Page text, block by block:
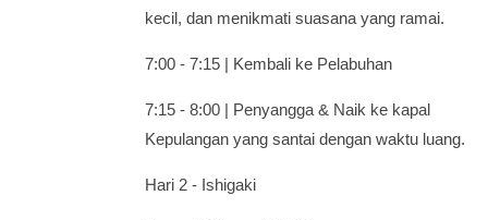
kecil, dan menikmati suasana yang ramai.
7:00 - 7:15 | Kembali ke Pelabuhan
7:15 - 8:00 | Penyangga & Naik ke kapal
Kepulangan yang santai dengan waktu luang.
Hari 2 - Ishigaki